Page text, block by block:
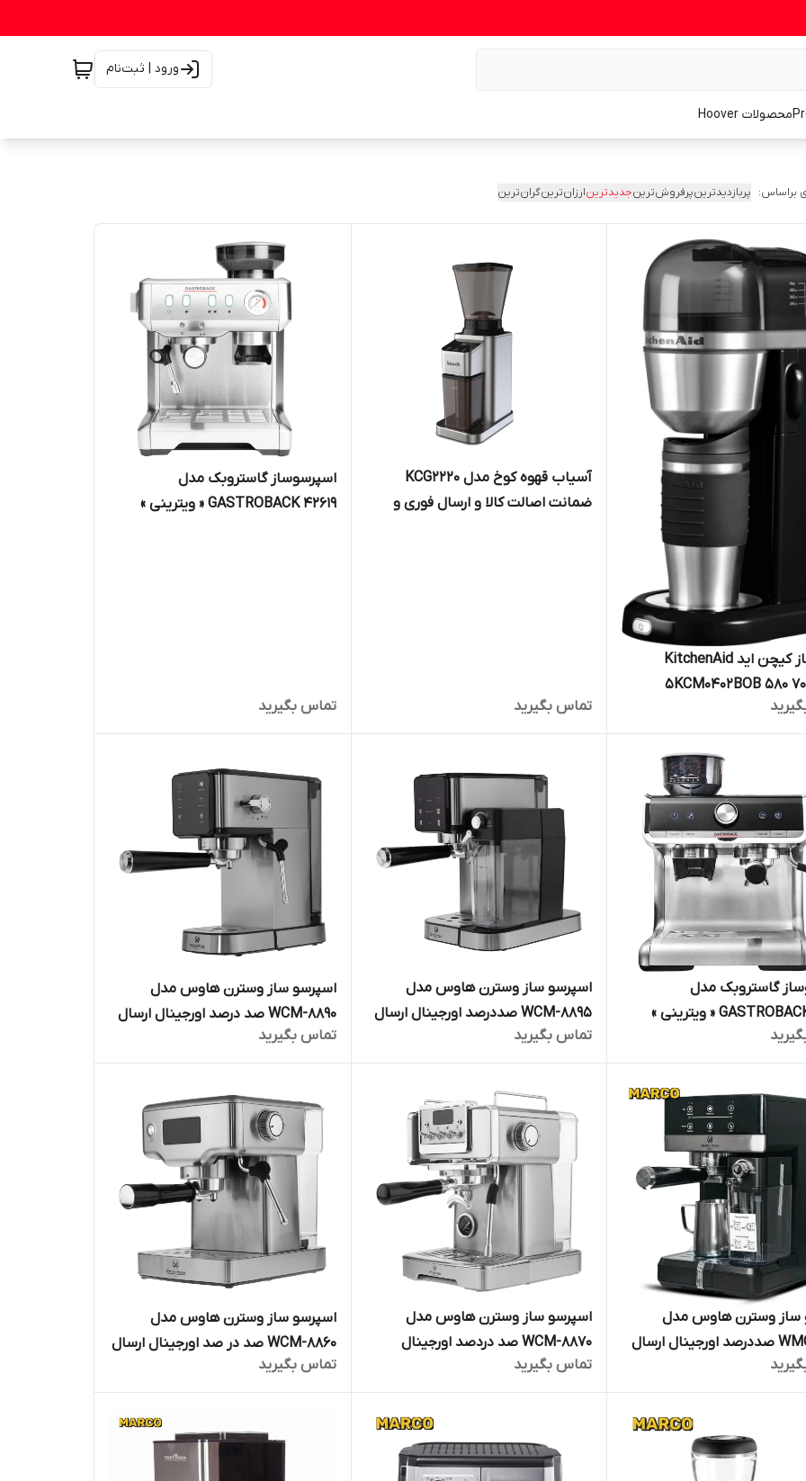
ورود | ثبت‌نام
محصولات Hoover
براساس: پربازدیدترینپرفروش‌ترینجدیدترینارزان‌ترینگران‌ترین
قهوه ساز کیچن اید KitchenAid
5KCM0402BOB 580
و ارسال فوری و رایگان /
آسیاب قهوه کوخ مدل KCG2220
ضمانت اصالت کالا و ارسال فوری و
تماس بگیرید
اسپرسوساز گاستروبک مدل
GASTROBACK 42619 « ویترینی »
تماس بگیرید
گاستروبک مدل
GASTROBACK 42616 « ویترینی »
کالا و ارسال فوری و
مارکو تجارت
اسپرسو ساز وسترن هاوس مدل
WCM-8895 صددرصد اورجینال ارسال
فوری
تماس بگیرید
اسپرسو ساز وسترن هاوس مدل
WCM-8890 صد درصد اورجینال ارسال
فوری
تماس بگیرید
ساز وسترن هاوس مدل
WMC-8880 صددرصد اورجینال ارسال
اسپرسو ساز وسترن هاوس مدل
WCM-8870 صد دردصد اورجینال
ارسال فوری
تماس بگیرید
اسپرسو ساز وسترن هاوس مدل
WCM-8860 صد در صد اورجینال ارسال
فوری
تماس بگیرید